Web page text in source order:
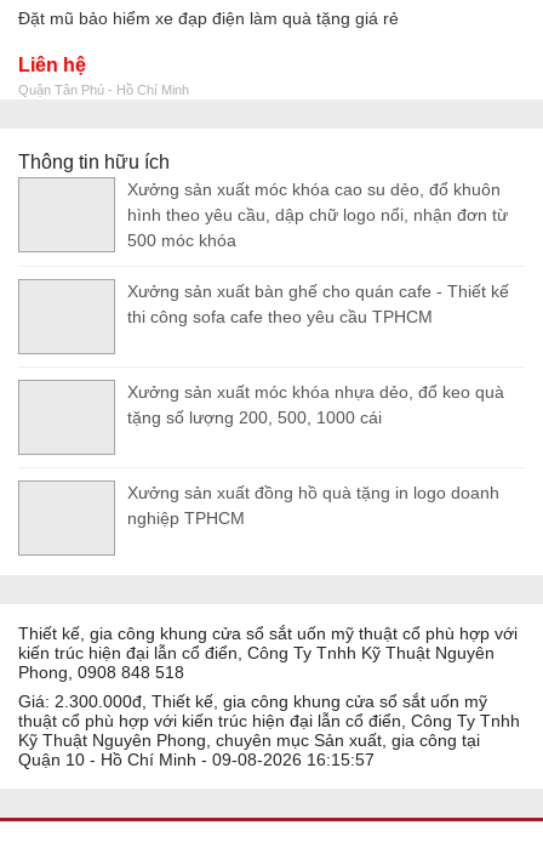
Đặt mũ bảo hiểm xe đạp điện làm quà tặng giá rẻ
Liên hệ
Quận Tân Phú - Hồ Chí Minh
Thông tin hữu ích
Xưởng sản xuất móc khóa cao su dẻo, đổ khuôn
hình theo yêu cầu, dập chữ logo nổi, nhận đơn từ
500 móc khóa
Xưởng sản xuất bàn ghế cho quán cafe - Thiết kế
thi công sofa cafe theo yêu cầu TPHCM
Xưởng sản xuất móc khóa nhựa dẻo, đổ keo quà
tặng số lượng 200, 500, 1000 cái
Xưởng sản xuất đồng hồ quà tặng in logo doanh
nghiệp TPHCM
Thiết kế, gia công khung cửa sổ sắt uốn mỹ thuật cổ phù hợp với
kiến trúc hiện đại lẫn cổ điển, Công Ty Tnhh Kỹ Thuật Nguyên
Phong, 0908 848 518
Giá: 2.300.000đ, Thiết kế, gia công khung cửa sổ sắt uốn mỹ
thuật cổ phù hợp với kiến trúc hiện đại lẫn cổ điển, Công Ty Tnhh
Kỹ Thuật Nguyên Phong, chuyên mục Sản xuất, gia công tại
Quận 10 - Hồ Chí Minh - 09-08-2026 16:15:57